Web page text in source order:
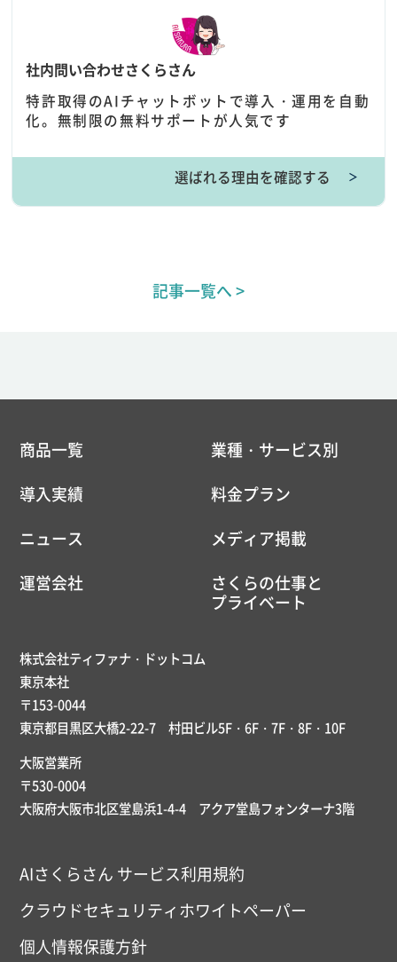
社内問い合わせさくらさん
特許取得のAIチャットボットで導入・運用を自動
化。無制限の無料サポートが人気です
選ばれる理由を確認する ＞
記事一覧へ >
商品一覧
業種・サービス別
導入実績
料金プラン
ニュース
メディア掲載
運営会社
さくらの仕事と
プライベート
株式会社ティファナ・ドットコム
東京本社
〒153-0044
東京都目黒区大橋2-22-7 村田ビル5F・6F・7F・8F・10F
大阪営業所
〒530-0004
大阪府大阪市北区堂島浜1-4-4 アクア堂島フォンターナ3階
AIさくらさん サービス利用規約
クラウドセキュリティホワイトペーパー
個人情報保護方針